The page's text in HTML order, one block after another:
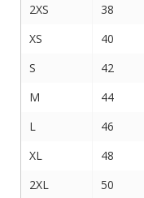
2XS
38
XS
40
S
42
M
44
L
46
XL
48
2XL
50